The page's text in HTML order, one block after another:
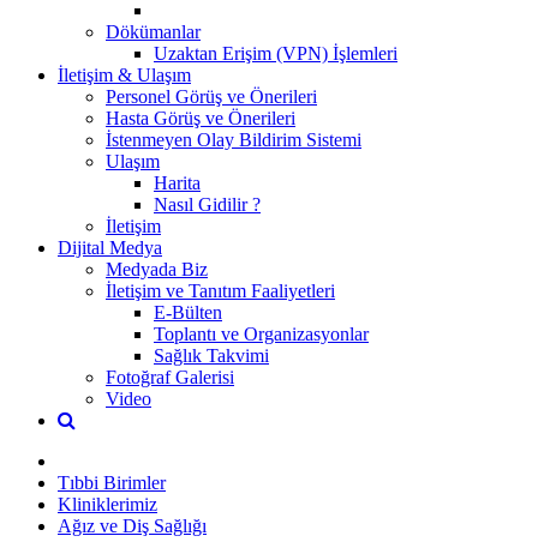
Dökümanlar
Uzaktan Erişim (VPN) İşlemleri
İletişim & Ulaşım
Personel Görüş ve Önerileri
Hasta Görüş ve Önerileri
İstenmeyen Olay Bildirim Sistemi
Ulaşım
Harita
Nasıl Gidilir ?
İletişim
Dijital Medya
Medyada Biz
İletişim ve Tanıtım Faaliyetleri
E-Bülten
Toplantı ve Organizasyonlar
Sağlık Takvimi
Fotoğraf Galerisi
Video
Tıbbi Birimler
Kliniklerimiz
Ağız ve Diş Sağlığı